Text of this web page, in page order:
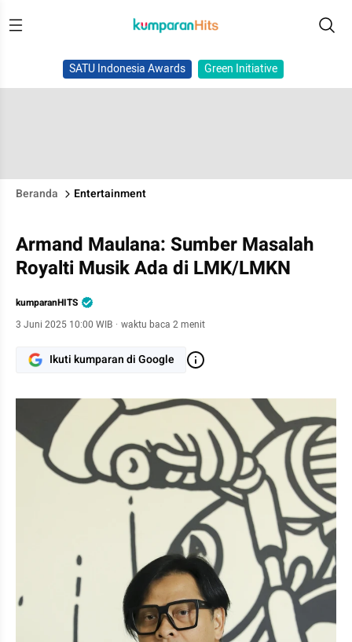
SATU Indonesia Awards Green Initiative
Beranda Entertainment
Armand Maulana: Sumber Masalah
Royalti Musik Ada di LMK/LMKN
kumparanHITS
3 Juni 2025 10:00 WIB · waktu baca 2 menit
Ikuti kumparan di Google